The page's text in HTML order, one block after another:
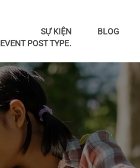
SỰ KIỆN
EVENT POST TYPE.
BLOG